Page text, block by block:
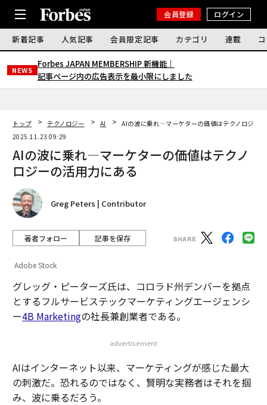
会員登録 ログイン
新着記事 人気記事 会員限定記事 カテゴリ 連載
NEWS
Forbes JAPAN MEMBERSHIP 新機能｜
記事ページ内の広告表示を最小限にしました
トップ テクノロジー AI
AIの波に乗れ—マーケターの価値はテクノロジー
2025.11.23 09:29
AIの波に乗れ—マーケターの価値はテクノ
ロジーの活用力にある
Greg Peters | Contributor
著者フォロー 記事を保存
Adobe Stock
グレッグ・ピーターズ氏は、コロラド州デンバーを拠点
とするフルサービステックマーケティングエージェンシ
ー4B Marketingの社長兼創業者である。
advertisement
AIはインターネット以来、マーケティングが感じた最大
の刺激だ。恐れるのではなく、賢明な実務者はそれを掴
み、波に乗るだろう。